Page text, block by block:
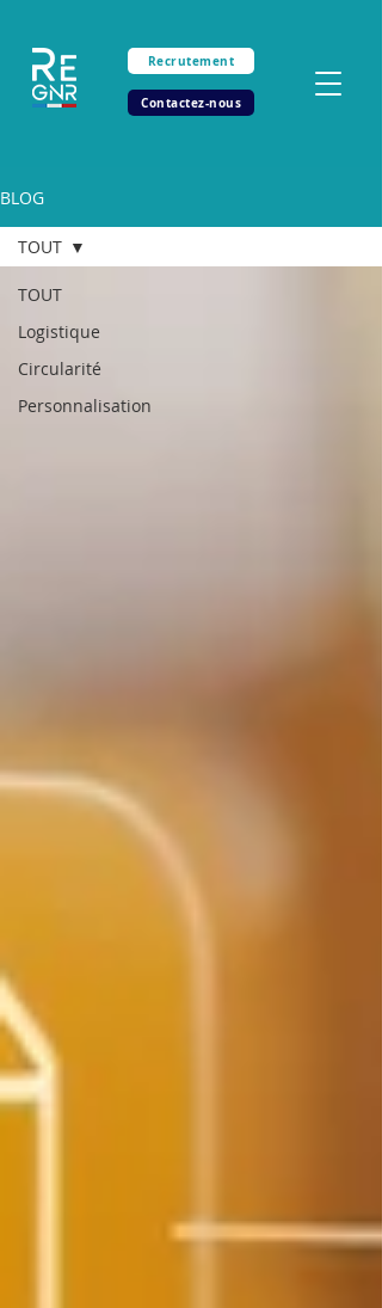
Recrutement
Contactez-nous
BLOG
TOUT
Logistique
Circularité
Personnalisation
TOUT